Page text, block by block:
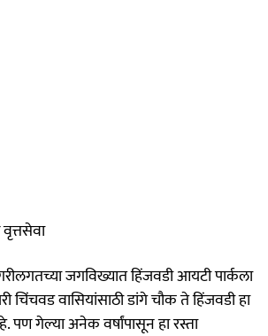
जगविख्यात हिंजवडी आयटी पार्कला
चिंचवड वासियांसाठी डांगे चौक ते हिंजवडी हा
गेल्या अनेक वर्षांपासून हा रस्ता